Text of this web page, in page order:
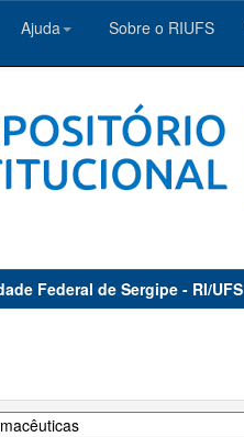
Ajuda Sobre o RIUFS
Federal de Sergipe - RI/UFS